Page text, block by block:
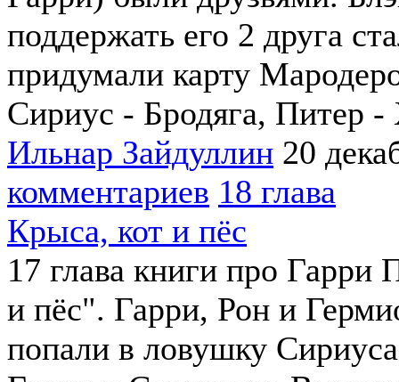
поддержать его 2 друга
придумали карту
Сириус - Бродяга, Питер
Ильнар Зайдуллин 20
комментариев 18 глава
Крыса, кот и пёс
17 глава книги про Гарри
и пёс". Гарри, Рон и
попали в ловушку